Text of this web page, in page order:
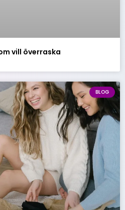
vill överraska
BLOG